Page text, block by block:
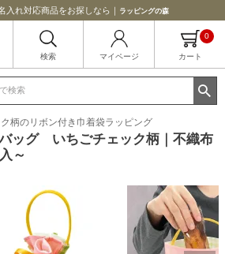
入れ対応商品をお探しなら｜ ラッピングの森
検索 マイページ カート
0
柄のリボン付き巾着袋ラッピング
バッグ いちごチェック柄｜不織布
～